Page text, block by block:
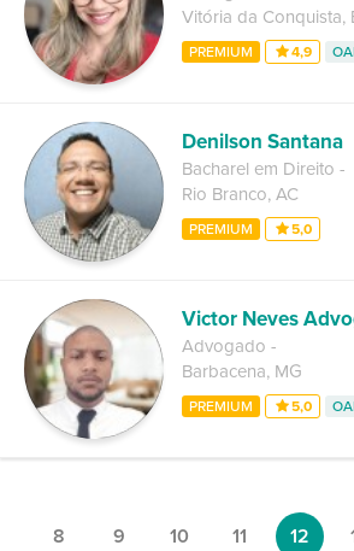
Vitória da Conquista,
PREMIUM 4,9
Denilson Santana
Bacharel em Direito -
Rio Branco, AC
PREMIUM 5,0
Advogado -
Barbacena, MG
PREMIUM 5,0
8 9 10 11 12